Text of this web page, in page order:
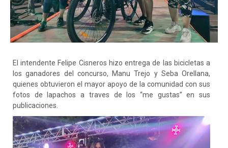
Elintendente Felipe Cisneros hizo entrega de las bicicletas a
los ganadores del concurso, Manu Trejo y Seba Orellana,
quienes obtuvieron el mayor apoyo de la comunidad con sus
fotos de lapachos a traves de los “me gustas” en sus
publicaciones.